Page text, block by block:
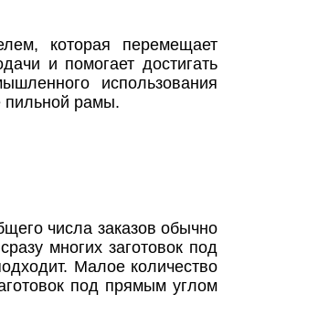
которая перемещает
и помогает достигать
использования
пильной рамы.
числа заказов обычно
многих заготовок под
Малое количество
под прямым углом